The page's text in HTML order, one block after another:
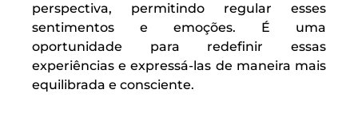
perspectiva, permitindo regular esses
sentimentos e emoções. É uma
oportunidade para redefinir essas
experiências e expressá-las de maneira mais
equilibrada e consciente.